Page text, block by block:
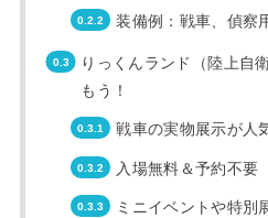
装備例：戦車、偵察
りっくんランド（陸上自
もう！
戦車の実物展示が人
入場無料＆予約不要
ミニイベントや特別